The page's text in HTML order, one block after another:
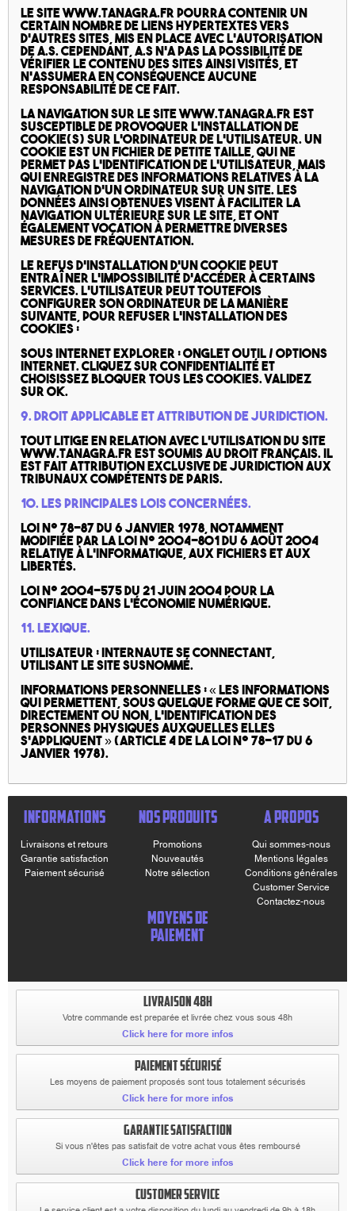
Le site www.tanagra.fr pourra contenir un
certain nombre de liens hypertextes vers
d’autres sites, mis en place avec l’autorisation
de A.S. Cependant, A.S n’a pas la possibilité de
vérifier le contenu des sites ainsi visités, et
n’assumera en conséquence aucune
responsabilité de ce fait.
La navigation sur le site www.tanagra.fr est
susceptible de provoquer l’installation de
cookie(s) sur l’ordinateur de l’utilisateur. Un
cookie est un fichier de petite taille, qui ne
permet pas l’identification de l’utilisateur, mais
qui enregistre des informations relatives à la
navigation d’un ordinateur sur un site. Les
données ainsi obtenues visent à faciliter la
navigation ultérieure sur le site, et ont
également vocation à permettre diverses
mesures de fréquentation.
Le refus d’installation d’un cookie peut
entraîner l’impossibilité d’accéder à certains
services. L’utilisateur peut toutefois
configurer son ordinateur de la manière
suivante, pour refuser l’installation des
cookies :
Sous Internet Explorer : onglet outil / options
internet. Cliquez sur Confidentialité et
choisissez Bloquer tous les cookies. Validez
sur Ok.
9. Droit applicable et attribution de juridiction.
Tout litige en relation avec l’utilisation du site
www.tanagra.fr est soumis au droit français. Il
est fait attribution exclusive de juridiction aux
tribunaux compétents de Paris.
10. Les principales lois concernées.
Loi n° 78-87 du 6 janvier 1978, notamment
modifiée par la loi n° 2004-801 du 6 août 2004
relative à l’informatique, aux fichiers et aux
libertés.
Loi n° 2004-575 du 21 juin 2004 pour la
confiance dans l’économie numérique.
11. Lexique.
Utilisateur : Internaute se connectant,
utilisant le site susnommé.
Informations personnelles : « les informations
qui permettent, sous quelque forme que ce soit,
directement ou non, l’identification des
personnes physiques auxquelles elles
s’appliquent » (article 4 de la loi n° 78-17 du 6
janvier 1978).
INFORMATIONS
Livraisons et retours
Garantie satisfaction
Paiement sécurisé
NOS PRODUITS
Promotions
Nouveautés
Notre sélection
A PROPOS
Qui sommes-nous
Mentions légales
Conditions générales
Customer Service
Contactez-nous
MOYENS DE
PAIEMENT
LIVRAISON 48H
Votre commande est preparée et livrée chez vous sous 48h
Click here for more infos
PAIEMENT SÉCURISÉ
Les moyens de paiement proposés sont tous totalement sécurisés
Click here for more infos
GARANTIE SATISFACTION
Si vous n'êtes pas satisfait de votre achat vous êtes remboursé
Click here for more infos
CUSTOMER SERVICE